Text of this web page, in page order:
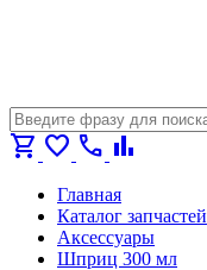
shopping_cart favorite call bar_chart
Главная
Каталог запчастей
Аксессуары
Шприц 300 мл